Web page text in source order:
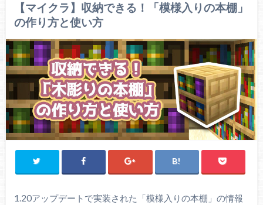
【マイクラ】収納できる！「模様入りの本棚」
の作り方と使い方
1.20アップデートで実装された「模様入りの本棚」の情報